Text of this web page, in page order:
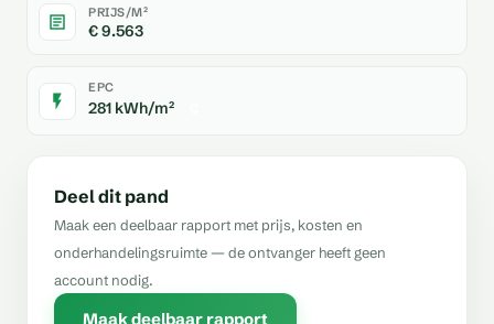
PRIJS/M²
€ 9.563
EPC
281 kWh/m²
Deel dit pand
Maak een deelbaar rapport met prijs, kosten en
onderhandelingsruimte — de ontvanger heeft geen
account nodig.
Maak deelbaar rapport